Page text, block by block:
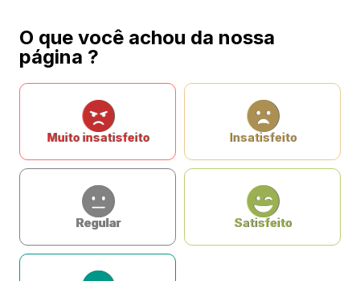
O que você achou da nossa
página ?
Muito insatisfeito Insatisfeito
Regular Satisfeito